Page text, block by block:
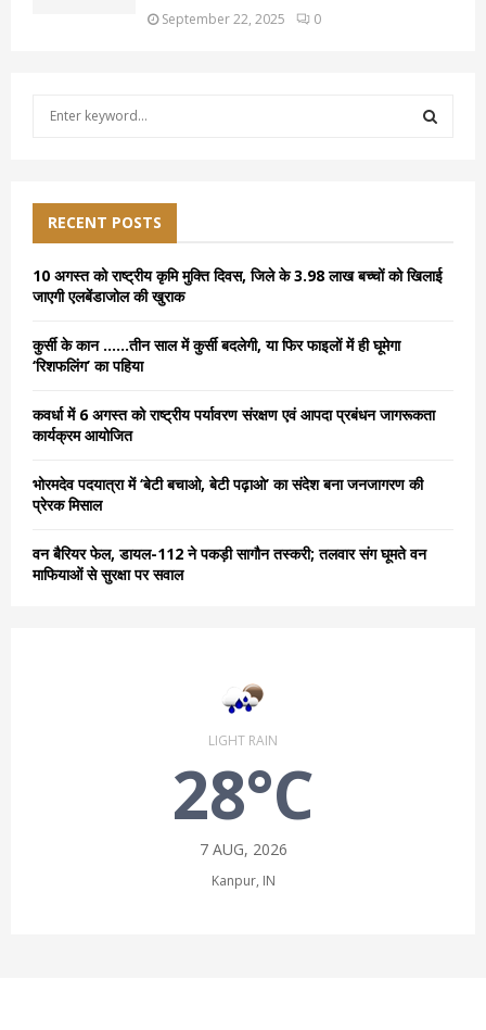
September 22, 2025 0
f
o
r
RECENT POSTS
10 अगस्त को राष्ट्रीय कृमि मुक्ति दिवस, जिले के 3.98 लाख बच्चों को खिलाई
जाएगी एलबेंडाजोल की खुराक
कुर्सी के कान ……तीन साल में कुर्सी बदलेगी, या फिर फाइलों में ही घूमेगा
‘रिशफलिंग’ का पहिया
कवर्धा में 6 अगस्त को राष्ट्रीय पर्यावरण संरक्षण एवं आपदा प्रबंधन जागरूकता
कार्यक्रम आयोजित
भोरमदेव पदयात्रा में ‘बेटी बचाओ, बेटी पढ़ाओ’ का संदेश बना जनजागरण की
प्रेरक मिसाल
वन बैरियर फेल, डायल-112 ने पकड़ी सागौन तस्करी; तलवार संग घूमते वन
माफियाओं से सुरक्षा पर सवाल
LIGHT RAIN
28°C
7 AUG, 2026
Kanpur, IN